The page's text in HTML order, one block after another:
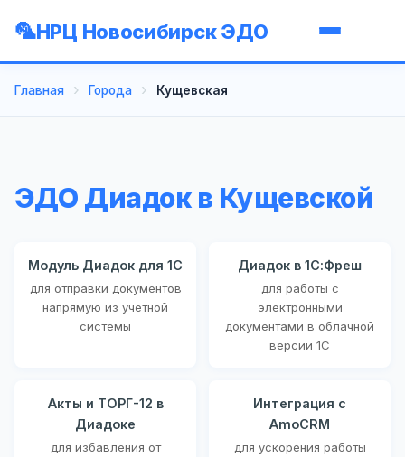
НРЦ Новосибирск ЭДО
Главная Города Кущевская
ЭДО Диадок в Кущевской
Модуль Диадок для 1С
для отправки документов
напрямую из учетной
системы
Диадок в 1С:Фреш
для работы с
электронными
документами в облачной
версии 1С
Акты и ТОРГ-12 в
Диадоке
для избавления от
Интеграция с
AmoCRM
для ускорения работы